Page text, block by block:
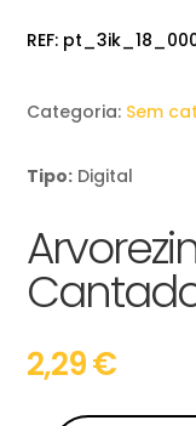
REF:
Categoria: Sem
Tipo: Digital
2,29€